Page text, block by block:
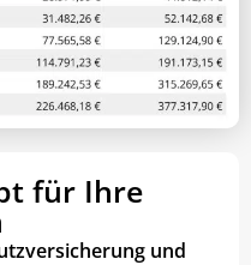
für Ihre
und